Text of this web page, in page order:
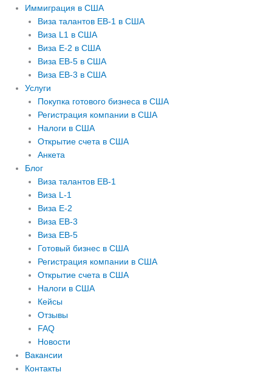
Иммиграция в США
Виза талантов EB-1 в США
Виза L1 в США
Виза E-2 в США
Виза EB-5 в США
Виза EB-3 в США
Услуги
Покупка готового бизнеса в США
Регистрация компании в США
Налоги в США
Открытие счета в США
Анкета
Блог
Виза талантов EB-1
Виза L-1
Виза E-2
Виза EB-3
Виза EB-5
Готовый бизнес в США
Регистрация компании в США
Открытие счета в США
Налоги в США
Кейсы
Отзывы
FAQ
Новости
Вакансии
Контакты